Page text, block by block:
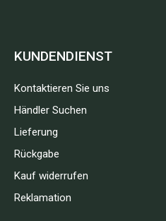
KUNDENDIENST
Kontaktieren Sie uns
Händler Suchen
Lieferung
Rückgabe
Kauf widerrufen
Reklamation